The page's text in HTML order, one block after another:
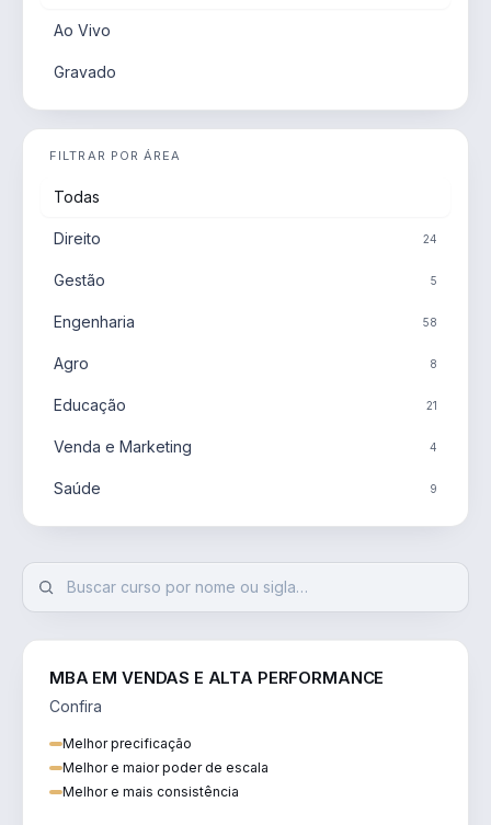
Ao Vivo
Gravado
FILTRAR POR ÁREA
Todas
Direito 24
Gestão 5
Engenharia 58
Agro 8
Educação 21
Venda e Marketing 4
Saúde 9
MBA EM VENDAS E ALTA PERFORMANCE
Confira
Melhor precificação
Melhor e maior poder de escala
Melhor e mais consistência